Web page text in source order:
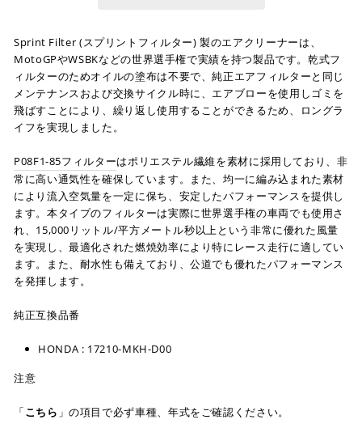
Sprint Filter (スプリントフィルター) 製のエアクリーナーは、
MotoGPやWSBKなどの世界選手権で実績を持つ製品です。乾式フ
ィルターのためオイルの塗布は不要で、純正エアフィルターと同じ
メンテナンスおよび交換サイクル時に、エアブローを使用しゴミを
飛ばすことにより、繰り返し使用することができるため、ロングラ
イフを実現しました。
P08F1-85フィルターはポリエステル繊維を素材に採用しており、非
常に高い通気性を確保しています。また、均一に編み込まれた素材
により流入空気量を一定に保ち、安定したパフォーマンスを提供し
ます。本タイプのフィルターは実際に世界選手権の車両でも使用さ
れ、15,000リットル/平方メートル秒以上という非常に優れた風量
を実現し、最適化された燃焼効率により特にレース走行に適してい
ます。また、耐水性も備えており、公道でも優れたパフォーマンス
を発揮します。
純正互換品番
HONDA : 17210-MKH-D00
注意
「こちら 」の項目で必ず車種、年式をご確認ください。